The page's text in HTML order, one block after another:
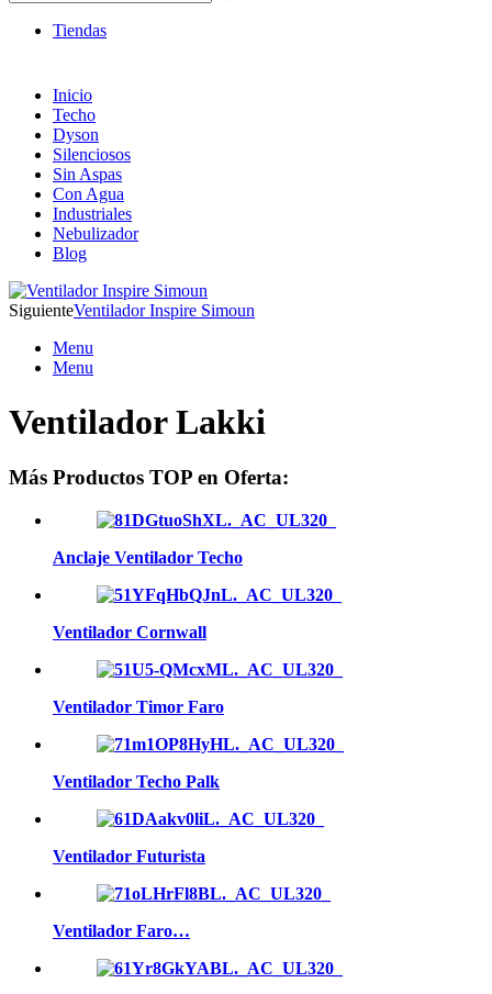
Super Catálogo de Ofertas
Tiendas
Inicio
Techo
Dyson
Silenciosos
Sin Aspas
Con Agua
Industriales
Nebulizador
Blog
SiguienteVentilador Inspire Simoun
Menu
Menu
Ventilador Lakki
Más Productos TOP en Oferta:
Anclaje Ventilador Techo
Ventilador Cornwall
Ventilador Timor Faro
Ventilador Techo Palk
Ventilador Futurista
Ventilador Faro…